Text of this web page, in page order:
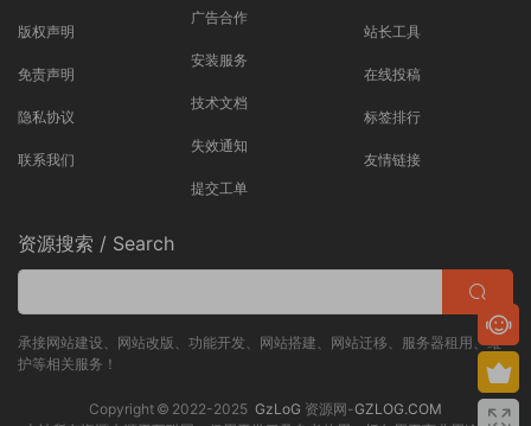
版权声明
免责声明
隐私协议
联系我们
广告合作
安装服务
技术文档
失效通知
提交工单
站长工具
在线投稿
标签排行
友情链接
资源搜索 / Search
承接网站建设、网站改版、功能开发、网站搭建、网站迁移、服务器租用、维
护等相关服务！
Copyright © 2022-2025 GzLoG 资源网-GZLOG.COM